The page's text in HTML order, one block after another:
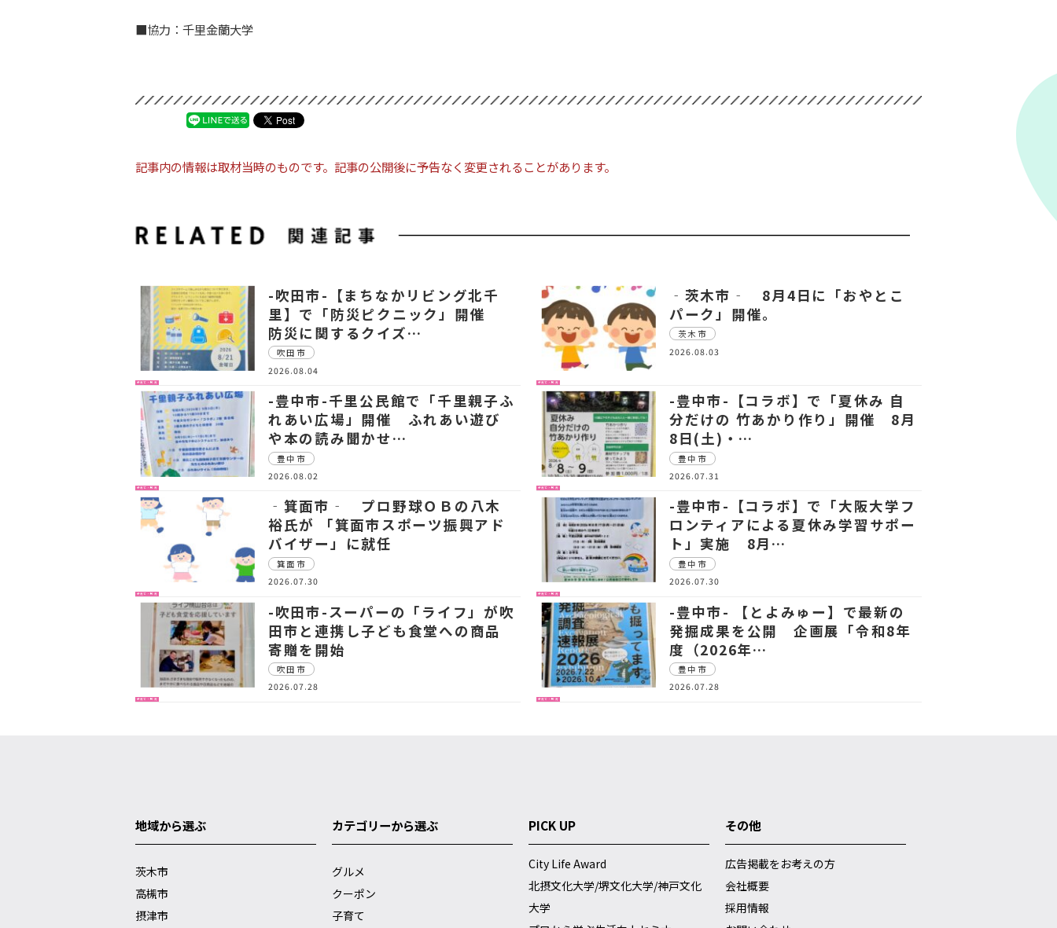
■協力：千里金蘭大学
記事内の情報は取材当時のものです。記事の公開後に予告なく変更されることがあります。
子育て・教育
-吹田市-【まちなかリビング北千
里】で「防災ピクニック」開催
防災に関するクイズ…
吹田市
2026.08.04
子育て・教育
‐茨木市‐ 8月4日に「おやとこ
パーク」開催。
茨木市
2026.08.03
子育て・教育
-豊中市-千里公民館で「千里親子ふ
れあい広場」開催 ふれあい遊び
や本の読み聞かせ…
豊中市
2026.08.02
子育て・教育
-豊中市-【コラボ】で「夏休み 自
分だけの 竹あかり作り」開催 8月
8日(土)・…
豊中市
2026.07.31
子育て・教育
‐箕面市‐ プロ野球ＯＢの八木
裕氏が 「箕面市スポーツ振興アド
バイザー」に就任
箕面市
2026.07.30
子育て・教育
-豊中市-【コラボ】で「大阪大学フ
ロンティアによる夏休み学習サポー
ト」実施 8月…
豊中市
2026.07.30
子育て・教育
-吹田市-スーパーの「ライフ」が吹
田市と連携し子ども食堂への商品
寄贈を開始
吹田市
2026.07.28
子育て・教育
-豊中市- 【とよみゅー】で最新の
発掘成果を公開 企画展「令和8年
度（2026年…
豊中市
2026.07.28
地域から選ぶ
茨木市
高槻市
摂津市
カテゴリーから選ぶ
グルメ
クーポン
子育て
PICK UP
City Life Award
北摂文化大学/堺文化大学/神戸文化
大学
その他
広告掲載をお考えの方
会社概要
採用情報